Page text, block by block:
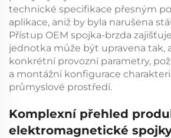
technické specifikace přesným
aplikace, aniž by byla narušena
Přístup OEM spojka-brzda
jednotka může být upravena tak,
konkrétní provozní parametry,
a montážní konfigurace
průmyslové prostředí.
Komplexní přehled
elektromagnetické